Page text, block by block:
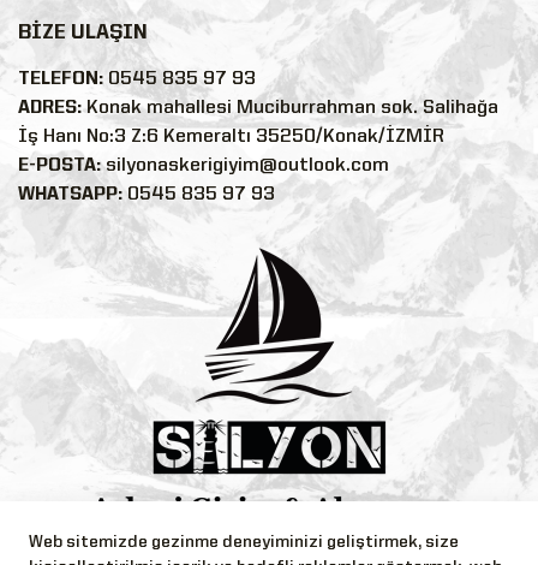
Web sitemizde gezinme deneyiminizi geliştirmek, size
BİZE ULAŞIN
TELEFON: 0545 835 97 93
ADRES:Konak mahallesi Muciburrahman sok. Salihağa
İş Hanı No:3 Z:6 Kemeraltı 35250/Konak/İZMİR
E-POSTA: silyonaskerigiyim@outlook.com
WHATSAPP: 0545 835 97 93